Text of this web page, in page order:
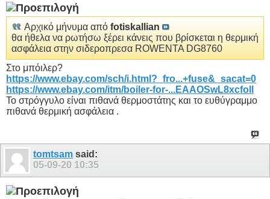
Αρχικό μήνυμα από fotiskallian
θα ήθελα να ρωτήσω ξέρει κάνεις που βρίσκεται η θερμική
ασφάλεια στην σιδεροπρεσα ROWENTA DG8760
Στο μπόιλερ?
https://www.ebay.com/sch/i.html?_fro...+fuse&_sacat=0
https://www.ebay.com/itm/boiler-for-...EAAOSwL8xcfoll
Το στρόγγυλο είναι πιθανά θερμοστάτης και το ευθύγραμμο
πιθανά θερμική ασφάλεια .
tomtsam said:
05-09-20 10:35